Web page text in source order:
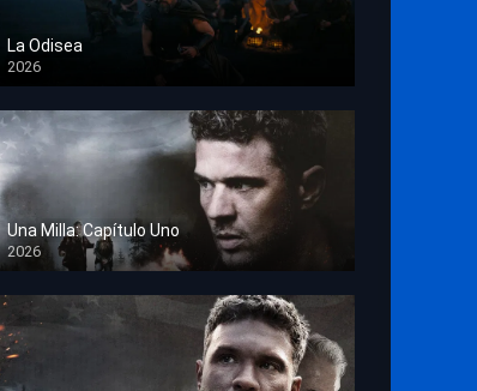
La Odisea
2026
TS Screener
Una Milla: Capítulo Uno
2026
HD 1080p